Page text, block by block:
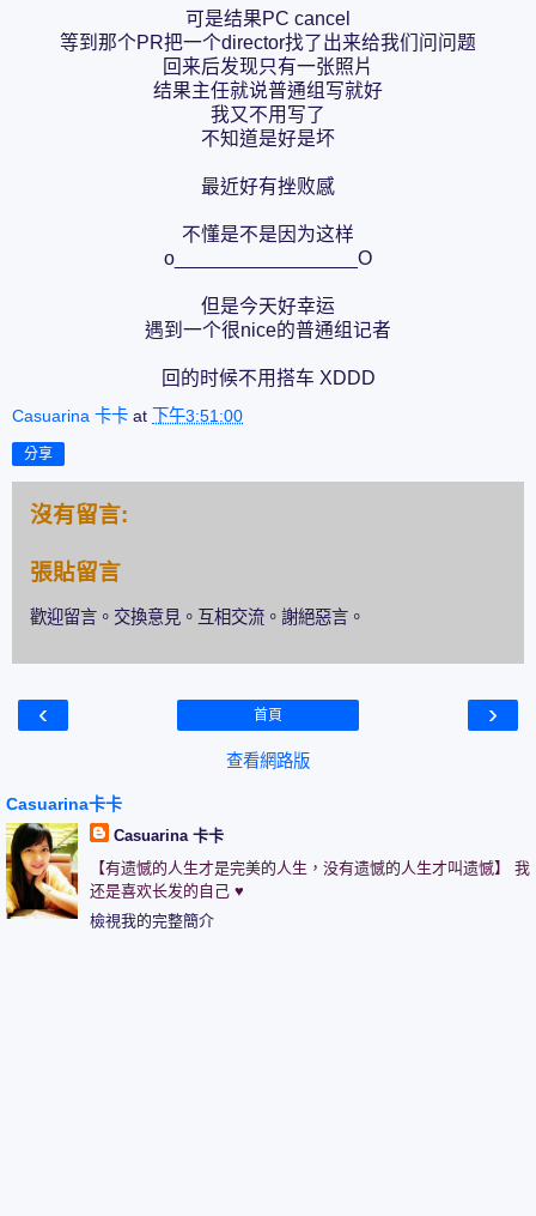
可是结果PC cancel
等到那个PR把一个director找了出来给我们问问题
回来后发现只有一张照片
结果主任就说普通组写就好
我又不用写了
不知道是好是坏
最近好有挫败感
不懂是不是因为这样
o_________________O
但是今天好幸运
遇到一个很nice的普通组记者
回的时候不用搭车 XDDD
Casuarina 卡卡 at 下午3:51:00
分享
沒有留言:
張貼留言
歡迎留言。交換意見。互相交流。謝絕惡言。
‹ ›
首頁
查看網路版
Casuarina卡卡
Casuarina 卡卡
【有遗憾的人生才是完美的人生，没有遗憾的人生才叫遗憾】 我
还是喜欢长发的自己 ♥
檢視我的完整簡介